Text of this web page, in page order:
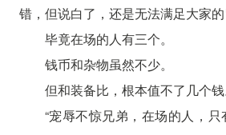
错，但说白了，还是无法满足大家的
毕竟在场的人有三个。
钱币和杂物虽然不少。
但和装备比，根本值不了几个钱
“宠辱不惊兄弟，在场的人，